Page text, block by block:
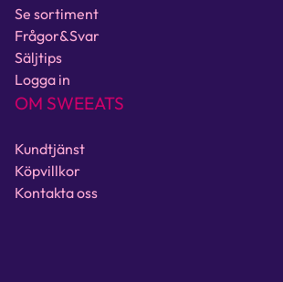
Se sortiment
Frågor&Svar
Säljtips
Logga in
OM SWEEATS
Kundtjänst
Köpvillkor
Kontakta oss